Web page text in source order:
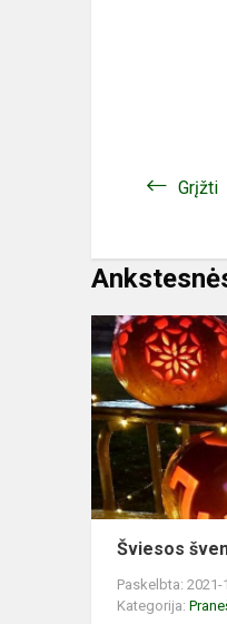
Grįžti
Šviesos
Paskelbta: 2021-
Kategorija: